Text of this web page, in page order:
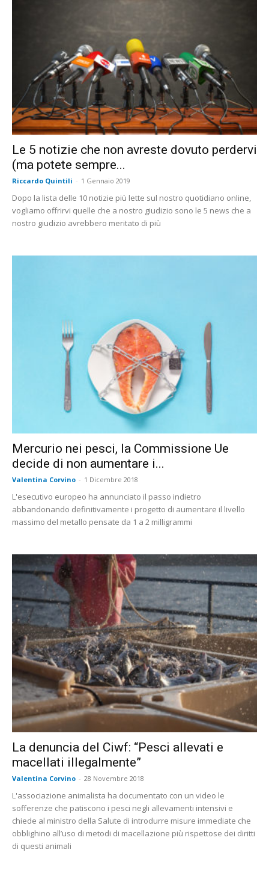
Le 5 notizie che non avreste dovuto perdervi
(ma potete sempre...
Riccardo Quintili - 1 Gennaio 2019
Dopo la lista delle 10 notizie più lette sul nostro quotidiano online,
vogliamo offrirvi quelle che a nostro giudizio sono le 5 news che a
nostro giudizio avrebbero meritato di più
Mercurio nei pesci, la Commissione Ue
decide di non aumentare i...
Valentina Corvino - 1 Dicembre 2018
L'esecutivo europeo ha annunciato il passo indietro
abbandonando definitivamente i progetto di aumentare il livello
massimo del metallo pensate da 1 a 2 milligrammi
La denuncia del Ciwf: “Pesci allevati e
macellati illegalmente”
Valentina Corvino - 28 Novembre 2018
L'associazione animalista ha documentato con un video le
sofferenze che patiscono i pesci negli allevamenti intensivi e
chiede al ministro della Salute di introdurre misure immediate che
obblighino all’uso di metodi di macellazione più rispettose dei diritti
di questi animali